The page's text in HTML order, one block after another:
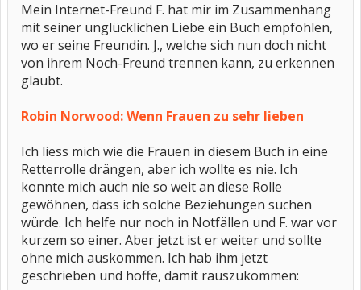
Mein Internet-Freund F. hat mir im Zusammenhang
mit seiner unglücklichen Liebe ein Buch empfohlen,
wo er seine Freundin. J., welche sich nun doch nicht
von ihrem Noch-Freund trennen kann, zu erkennen
glaubt.
Robin Norwood: Wenn Frauen zu sehr lieben
Ich liess mich wie die Frauen in diesem Buch in eine
Retterrolle drängen, aber ich wollte es nie. Ich
konnte mich auch nie so weit an diese Rolle
gewöhnen, dass ich solche Beziehungen suchen
würde. Ich helfe nur noch in Notfällen und F. war vor
kurzem so einer. Aber jetzt ist er weiter und sollte
ohne mich auskommen. Ich hab ihm jetzt
geschrieben und hoffe, damit rauszukommen: